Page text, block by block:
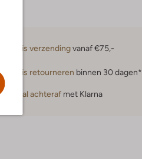
Gratis verzendingvanaf €75,-
Gratis retourneren binnen 30 dagen*
Betaal achteraf met Klarna